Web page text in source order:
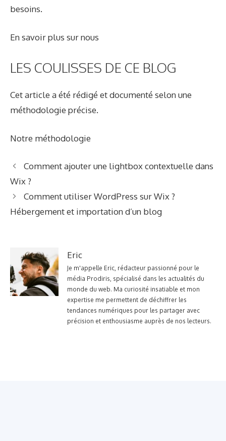
besoins.
En savoir plus sur nous
LES COULISSES DE CE BLOG
Cet article a été rédigé et documenté selon une
méthodologie précise.
Notre méthodologie
Comment ajouter une lightbox contextuelle dans
Wix ?
Comment utiliser WordPress sur Wix ?
Hébergement et importation d’un blog
Eric
Je m'appelle Eric, rédacteur passionné pour le
média Prodiris, spécialisé dans les actualités du
monde du web. Ma curiosité insatiable et mon
expertise me permettent de déchiffrer les
tendances numériques pour les partager avec
précision et enthousiasme auprès de nos lecteurs.